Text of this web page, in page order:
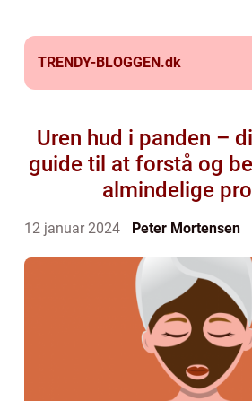
TRENDY-BLOGGEN.dk
Uren hud i panden –
guide til at forstå og
almindelige
12 januar 2024 Peter Mortensen